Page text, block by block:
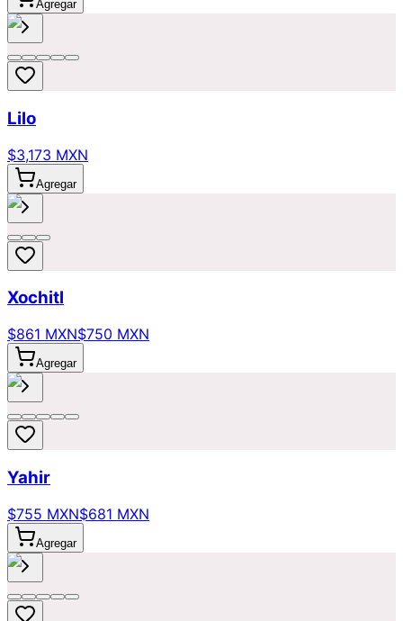
Agregar
Lilo
$3,173 MXN
Agregar
Xochitl
$861 MXN$750 MXN
Agregar
Yahir
$755 MXN$681 MXN
Agregar